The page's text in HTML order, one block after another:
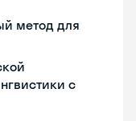
метод для
с